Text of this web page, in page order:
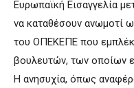
Ευρωπαϊκή Εισαγγελία
να καταθέσουν ανωμοτί
του ΟΠΕΚΕΠΕ που
βουλευτών, των οποίων
Η ανησυχία, όπως